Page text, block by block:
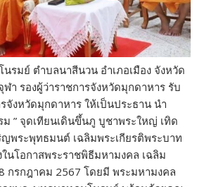
รมย์ ตำบลนาสีนวน อำเภอเมือง จังหวัด
า รองผู้ว่าราชการจังหวัดมุกดาหาร รับ
จังหวัดมุกดาหาร ให้เป็นประธาน นำ
” จุดเทียนเดินขึ้นภู บูชาพระใหญ่ เทิด
ญพระพุทธมนต์ เฉลิมพระเกียรติพระบาท
ในโอกาสพระราชพิธีมหามงคล เฉลิม
กรกฎาคม 2567 โดยมี พระมหามงคล